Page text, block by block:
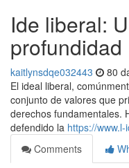
Ide liberal:
profundidad
kaitlynsdqe032443 80
El ideal liberal,
conjunto de valores que
derechos fundamentales.
defendido la https://www.l-
Comments